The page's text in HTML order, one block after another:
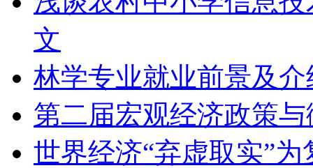
文
林学专业就业前景及
第二届宏观经济政策
世界经济“弃虚取实”为